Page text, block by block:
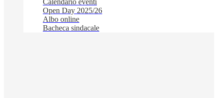
Calendario eventi
Open Day 2025/26
Albo online
Bacheca sindacale